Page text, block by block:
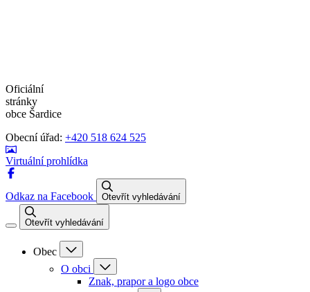
Oficiální
stránky
obce Šardice
Obecní úřad: +420 518 624 525
Virtuální prohlídka
Odkaz na Facebook Otevřít vyhledávání
Otevřít vyhledávání
Obec
O obci
Znak, prapor a logo obce